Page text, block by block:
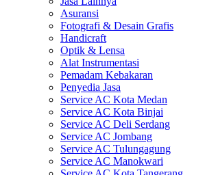
Asuransi
Fotografi & Desain Grafis
Handicraft
Optik & Lensa
Alat Instrumentasi
Pemadam Kebakaran
Penyedia Jasa
Service AC Kota Medan
Service AC Kota Binjai
Service AC Deli Serdang
Service AC Jombang
Service AC Tulungagung
Service AC Manokwari